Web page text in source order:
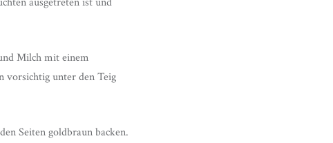
Milch mit einem
vorsichtig unter den Teig
Seiten goldbraun backen.